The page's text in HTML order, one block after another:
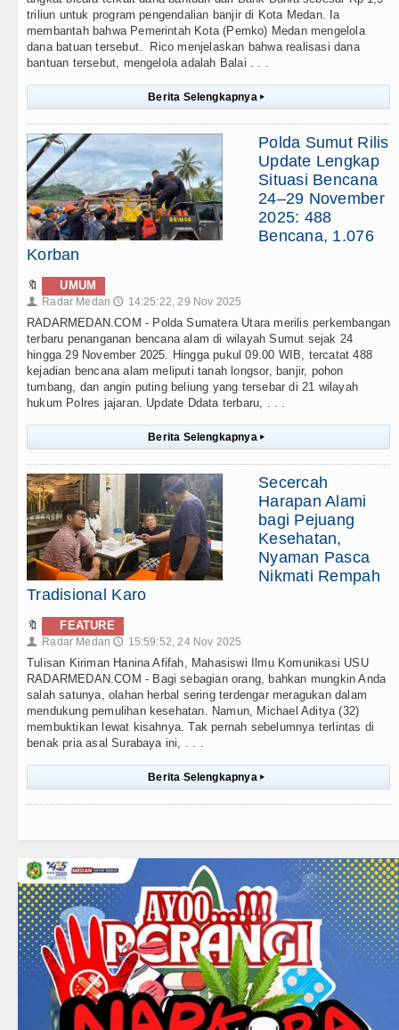
triliun untuk program pengendalian banjir di Kota Medan. Ia
membantah bahwa Pemerintah Kota (Pemko) Medan mengelola
dana batuan tersebut. Rico menjelaskan bahwa realisasi dana
bantuan tersebut, mengelola adalah Balai . . .
Berita Selengkapnya ▸
Polda Sumut Rilis
Update Lengkap
Situasi Bencana
24–29 November
2025: 488
Bencana, 1.076
Korban
🔖 UMUM
👤 Radar Medan 🕔 14:25:22, 29 Nov 2025
RADARMEDAN.COM - Polda Sumatera Utara merilis perkembangan
terbaru penanganan bencana alam di wilayah Sumut sejak 24
hingga 29 November 2025. Hingga pukul 09.00 WIB, tercatat 488
kejadian bencana alam meliputi tanah longsor, banjir, pohon
tumbang, dan angin puting beliung yang tersebar di 21 wilayah
hukum Polres jajaran. Update Ddata terbaru, . . .
Berita Selengkapnya ▸
Secercah
Harapan Alami
bagi Pejuang
Kesehatan,
Nyaman Pasca
Nikmati Rempah
Tradisional Karo
🔖 FEATURE
👤 Radar Medan 🕔 15:59:52, 24 Nov 2025
Tulisan Kiriman Hanina Afifah, Mahasiswi Ilmu Komunikasi USU
RADARMEDAN.COM - Bagi sebagian orang, bahkan mungkin Anda
salah satunya, olahan herbal sering terdengar meragukan dalam
mendukung pemulihan kesehatan. Namun, Michael Aditya (32)
membuktikan lewat kisahnya. Tak pernah sebelumnya terlintas di
benak pria asal Surabaya ini, . . .
Berita Selengkapnya ▸